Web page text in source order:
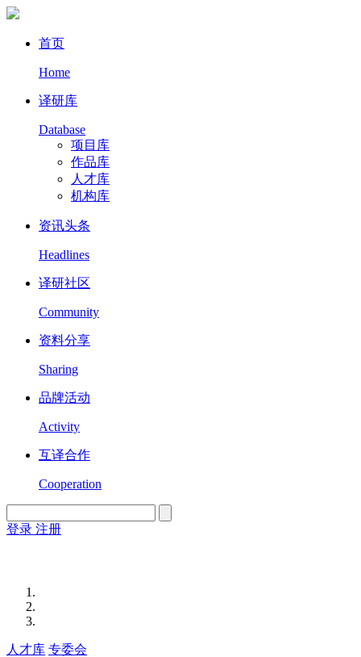
首页
Home
译研库
Database
项目库
作品库
人才库
机构库
资讯头条
Headlines
译研社区
Community
资料分享
Sharing
品牌活动
Activity
互译合作
Cooperation
登录 注册
人才库 专委会